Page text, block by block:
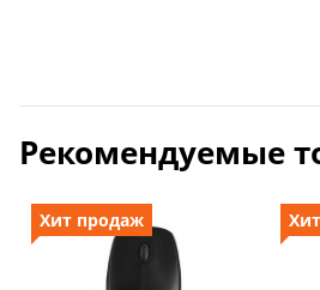
Рекомендуемые
Хит продаж